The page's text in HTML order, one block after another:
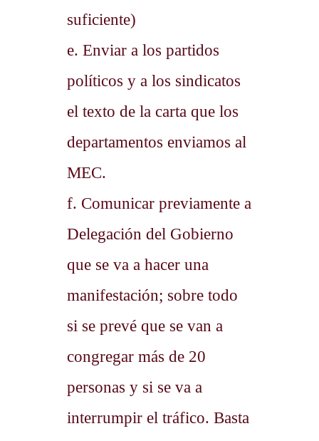
suficiente)
e. Enviar a los partidos
políticos y a los sindicatos
el texto de la carta que los
departamentos enviamos al
MEC.
f. Comunicar previamente a
Delegación del Gobierno
que se va a hacer una
manifestación; sobre todo
si se prevé que se van a
congregar más de 20
personas y si se va a
interrumpir el tráfico. Basta